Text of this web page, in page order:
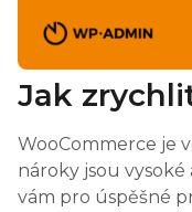
Jak
WooCommerce je
nároky jsou vysoké
vám pro úspěšné